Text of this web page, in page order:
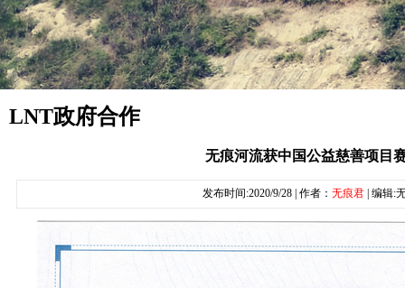
LNT政府合作
无痕河流获中国公益慈善项目
发布时间:2020/9/28 | 作者： 无痕君 | 编辑: